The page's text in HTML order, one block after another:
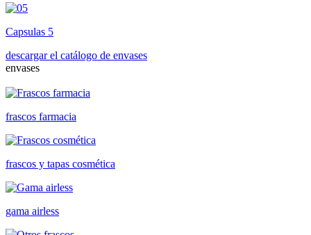
Capsulas 5
descargar el catálogo de envases
envases
frascos farmacia
frascos y tapas cosmética
gama airless